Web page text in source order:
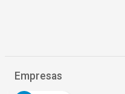
Empresas